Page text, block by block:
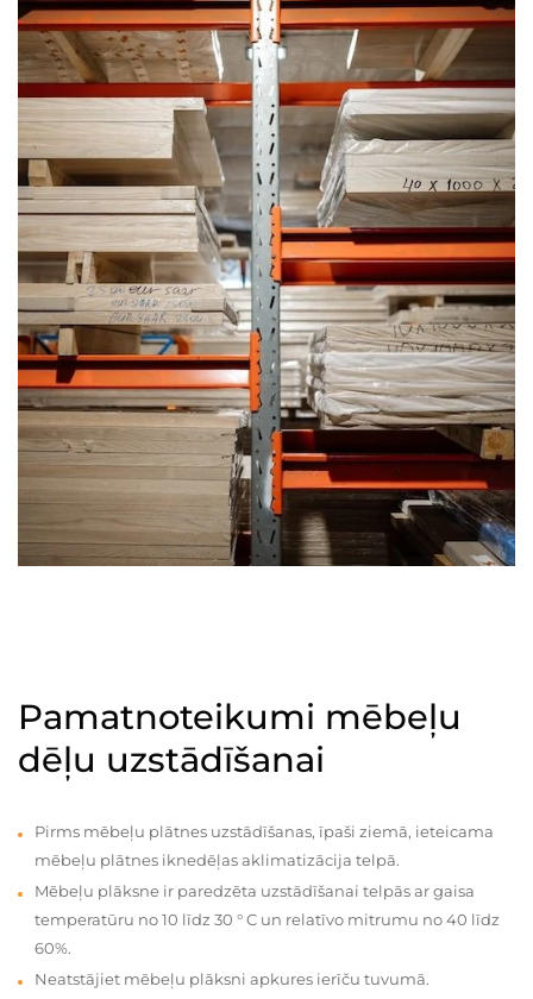
Pamatnoteikumi mēbeļu
dēļu uzstādīšanai
Pirms mēbeļu plātnes uzstādīšanas, īpaši ziemā, ieteicama
mēbeļu plātnes iknedēļas aklimatizācija telpā.
Mēbeļu plāksne ir paredzēta uzstādīšanai telpās ar gaisa
temperatūru no 10 līdz 30 ° C un relatīvo mitrumu no 40 līdz
60%.
Neatstājiet mēbeļu plāksni apkures ierīču tuvumā.